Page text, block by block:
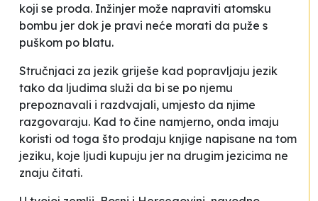
koji se proda. Inžinjer može napraviti atomsku
bombu jer dok je pravi neće morati da puže s
puškom po blatu.
Stručnjaci za jezik griješe kad popravljaju jezik
tako da ljudima služi da bi se po njemu
prepoznavali i razdvajali, umjesto da njime
razgovaraju. Kad to čine namjerno, onda imaju
koristi od toga što prodaju knjige napisane na tom
jeziku, koje ljudi kupuju jer na drugim jezicima ne
znaju čitati.